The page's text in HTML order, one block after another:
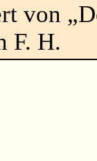
von
F. H.